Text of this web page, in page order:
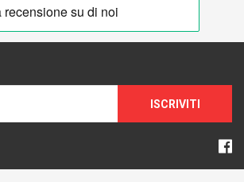
ISCRIVITI